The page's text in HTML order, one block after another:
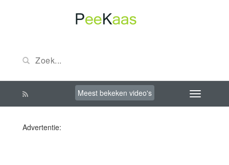
Meest bekeken video's
Advertentie: